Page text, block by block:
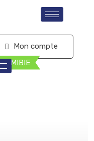
Mon compte
NAMIBIE